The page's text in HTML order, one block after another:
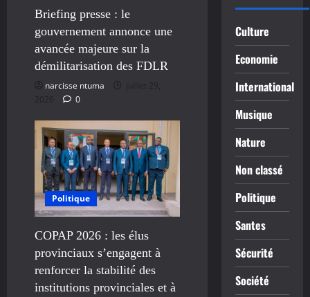
Briefing presse : le
gouvernement annonce une
avancée majeure sur la
démilitarisation des FDLR
narcisse ntuma
juillet 29,
2026
0
Politique
COPAP 2026 : les élus
provinciaux s’engagent à
renforcer la stabilité des
institutions provinciales et à
Culture
Economie
International
Musique
Nature
Non classé
Politique
Santes
Sécurité
Société